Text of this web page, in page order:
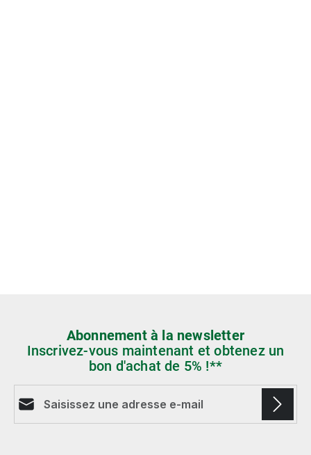
Abonnement à la newsletter
Inscrivez-vous maintenant et obtenez un
bon d'achat de 5% !**